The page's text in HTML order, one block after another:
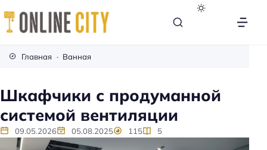
л
ь
н
Главная Ванная
Шкафчики с продуманной
системой вентиляции
09.05.2026 05.08.2025 115 5